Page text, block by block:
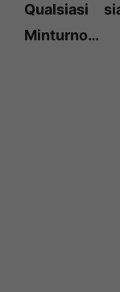
Qualsiasi
Minturno…